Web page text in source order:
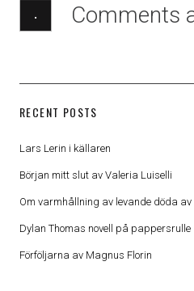
· Comments
RECENT POSTS
Lars Lerin i källaren
Början mitt slut av Valeria Luiselli
Om varmhållning av levande döda
Dylan Thomas novell på pappersrulle
Förföljarna av Magnus Florin